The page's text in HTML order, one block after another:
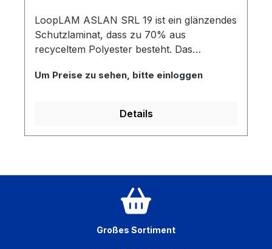
LoopLAM ASLAN SRL 19 ist ein glänzendes
Schutzlaminat, dass zu 70% aus
recyceltem Polyester besteht. Das
gesäubert und anschließend zur
weiterverarbeitet. Das Laminat ist mit einem
sorgt somit für eine umweltfreundliche
Untergründen im Innen- und
Außenbereich. In Kombination mit der
Polyester-Digitaldruckfolie LoopPET
Um Preise zu sehen, bitte einloggen
Details
Großes Sortiment